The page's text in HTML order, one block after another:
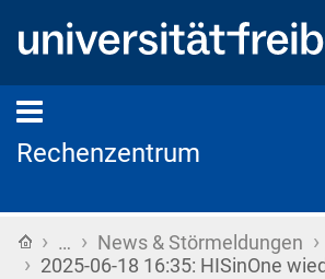
Rechenzentrum
Startseite
› … › News & Störmeldungen ›
› 2025-06-18 16:35: HISinOne